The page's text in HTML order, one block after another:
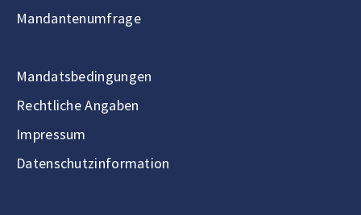
Mandantenumfrage
Mandatsbedingungen
Rechtliche Angaben
Impressum
Datenschutzinformation